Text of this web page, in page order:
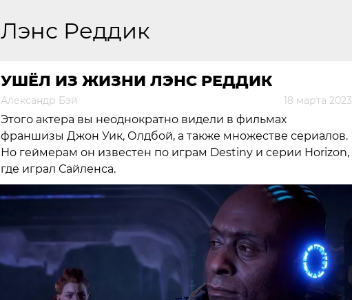
Лэнс Реддик
УШЁЛ ИЗ ЖИЗНИ ЛЭНС РЕДДИК
Александр Бэй 18 марта 2023
Этого актера вы неоднократно видели в фильмах
франшизы Джон Уик, Олдбой, а также множестве сериалов.
Но геймерам он известен по играм Destiny и серии Horizon,
где играл Сайленса.